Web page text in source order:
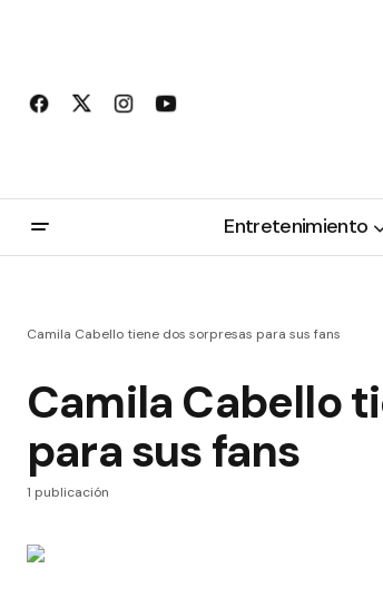
Entretenimiento
Camila Cabello tiene dos sorpresas para sus fans
Camila Cabello
para sus fans
1 publicación